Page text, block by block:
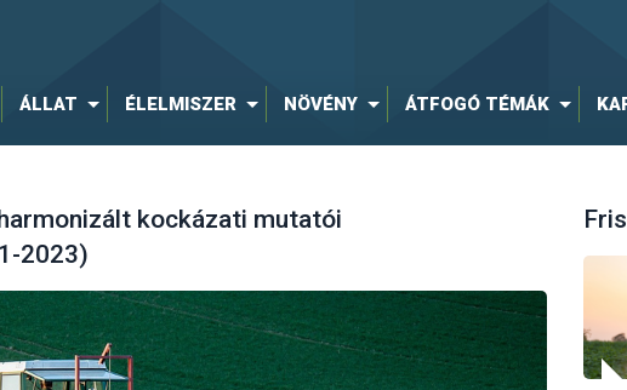
ÁLLAT ÉLELMISZER NÖVÉNY ÁTFOGÓ TÉMÁK
kockázati mutatói
2023)